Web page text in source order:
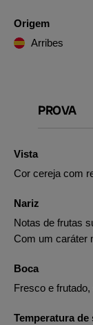
Origem
Arribes
PROVA
Vista
Cor cereja com
Nariz
Notas de frutas
Com um caráter
Boca
Fresco e
Temperatura de